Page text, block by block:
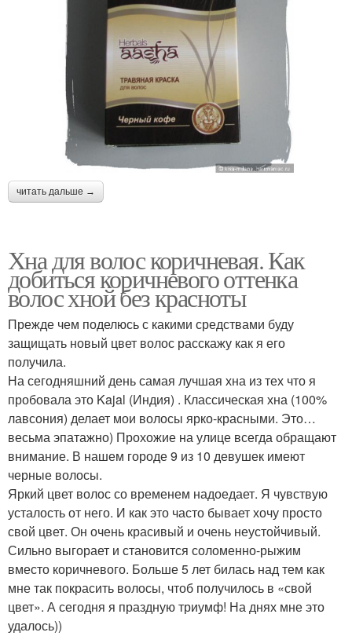
читать дальше →
Хна для волос коричневая. Как
добиться коричневого оттенка
волос хной без красноты
Прежде чем поделюсь с какими средствами буду
защищать новый цвет волос расскажу как я его
получила.
На сегодняшний день самая лучшая хна из тех что я
пробовала это Kajal (Индия) . Классическая хна (100%
лавсония) делает мои волосы ярко-красными. Это…
весьма эпатажно) Прохожие на улице всегда обращают
внимание. В нашем городе 9 из 10 девушек имеют
черные волосы.
Яркий цвет волос со временем надоедает. Я чувствую
усталость от него. И как это часто бывает хочу просто
свой цвет. Он очень красивый и очень неустойчивый.
Сильно выгорает и становится соломенно-рыжим
вместо коричневого. Больше 5 лет билась над тем как
мне так покрасить волосы, чтоб получилось в «свой
цвет». А сегодня я праздную триумф! На днях мне это
удалось))